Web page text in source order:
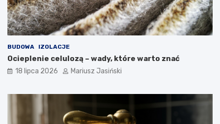
BUDOWA IZOLACJE
Ocieplenie celulozą – wady, które warto znać
18 lipca 2026 Mariusz Jasiński